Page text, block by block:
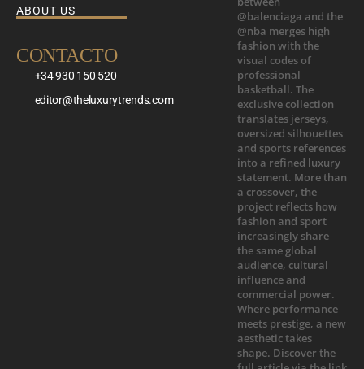
ABOUT US
CONTACTO
+34 930 150 520
editor@theluxurytrends.com